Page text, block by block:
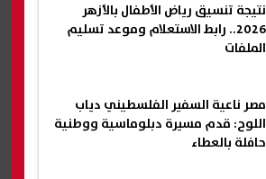
نتيجة تنسيق رياض الأطفال بالأزهر
2026.. رابط الاستعلام وموعد تسليم
الملفات
مصر ناعية السفير الفلسطيني دياب
اللوح: قدم مسيرة دبلوماسية ووطنية
حافلة بالعطاء